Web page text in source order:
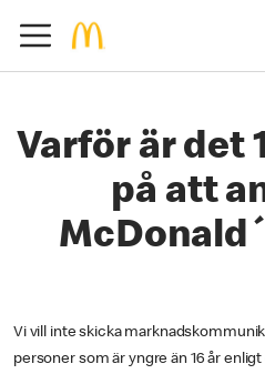
Varför är det
på att
Vi vill inte skicka
personer som är yngre än 16 år